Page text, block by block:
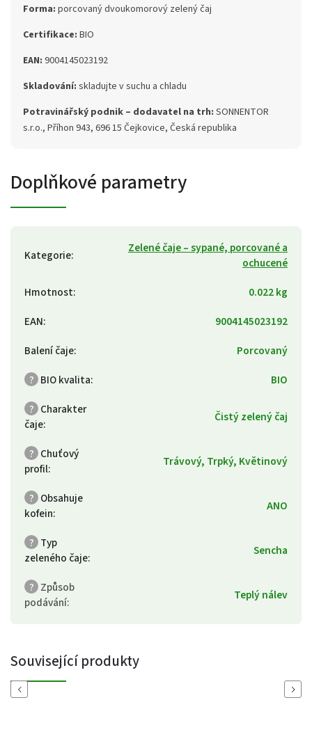
Forma: porcovaný dvoukomorový zelený čaj
Certifikace: BIO
EAN: 9004145023192
Skladování: skladujte v suchu a chladu
Potravinářský podnik – dodavatel na trh: SONNENTOR
s.r.o., Příhon 943, 696 15 Čejkovice, Česká republika
Doplňkové parametry
Kategorie:
Zelené čaje – sypané, porcované a
ochucené
Hmotnost:
0.022 kg
EAN:
9004145023192
Balení čaje:
Porcovaný
? BIO kvalita:
BIO
? Charakter
čaje: Čistý zelený čaj
? Chuťový
profil: Trávový, Trpký, Květinový
? Obsahuje
kofein: ANO
? Typ
zeleného čaje: Sencha
? Způsob
podávání: Teplý nálev
Související produkty
Previous Next